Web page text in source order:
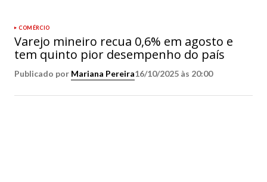
COMÉRCIO
Varejo mineiro recua 0,6% em agosto e
tem quinto pior desempenho do país
Publicado por Mariana Pereira16/10/2025 às 20:00